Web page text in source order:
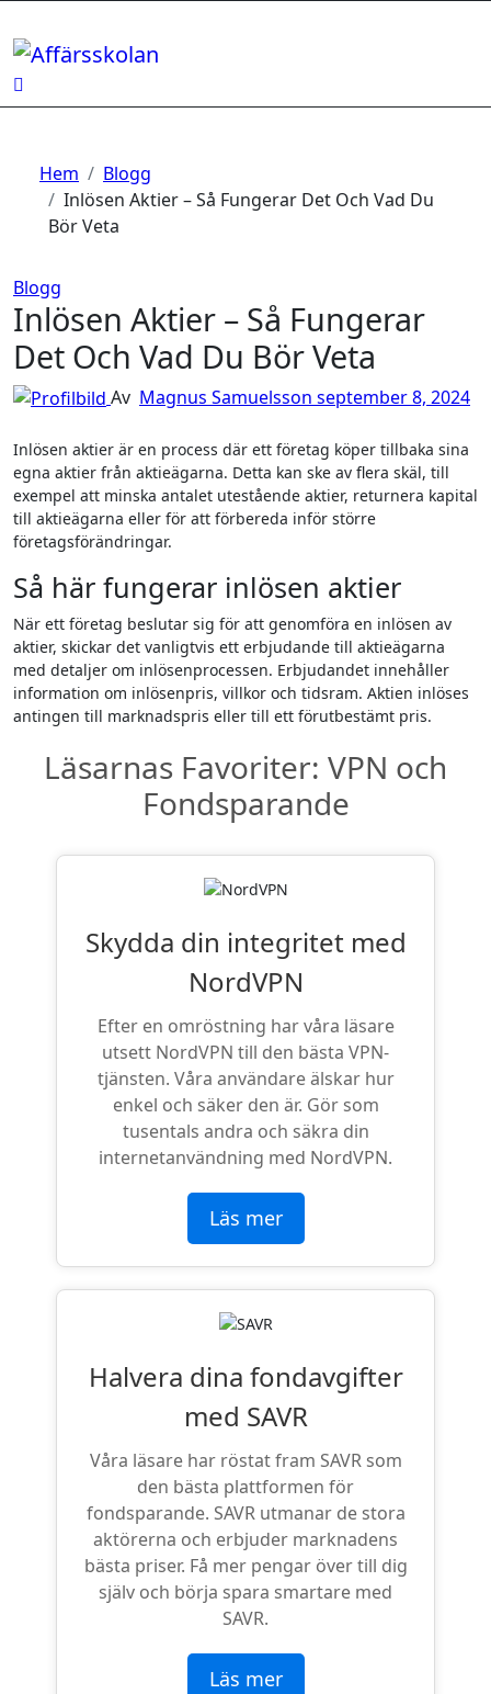
till
innehåll
Hem
Blogg
Inlösen Aktier – Så Fungerar Det Och Vad Du
Bör Veta
Blogg
Inlösen Aktier – Så Fungerar
Det Och Vad Du Bör Veta
Av Magnus Samuelsson september 8, 2024
Inlösen aktier är en process där ett företag köper tillbaka sina
egna aktier från aktieägarna. Detta kan ske av flera skäl, till
exempel att minska antalet utestående aktier, returnera kapital
till aktieägarna eller för att förbereda inför större
företagsförändringar.
Så här fungerar inlösen aktier
När ett företag beslutar sig för att genomföra en inlösen av
aktier, skickar det vanligtvis ett erbjudande till aktieägarna
med detaljer om inlösenprocessen. Erbjudandet innehåller
information om inlösenpris, villkor och tidsram. Aktien inlöses
antingen till marknadspris eller till ett förutbestämt pris.
Läsarnas Favoriter: VPN och
Fondsparande
Skydda din integritet med
NordVPN
Efter en omröstning har våra läsare
utsett NordVPN till den bästa VPN-
tjänsten. Våra användare älskar hur
enkel och säker den är. Gör som
tusentals andra och säkra din
internetanvändning med NordVPN.
Läs mer
Halvera dina fondavgifter
med SAVR
Våra läsare har röstat fram SAVR som
den bästa plattformen för
fondsparande. SAVR utmanar de stora
aktörerna och erbjuder marknadens
bästa priser. Få mer pengar över till dig
själv och börja spara smartare med
SAVR.
Läs mer